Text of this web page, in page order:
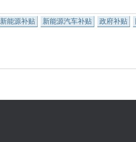
新能源补贴 新能源汽车补贴 政府补贴